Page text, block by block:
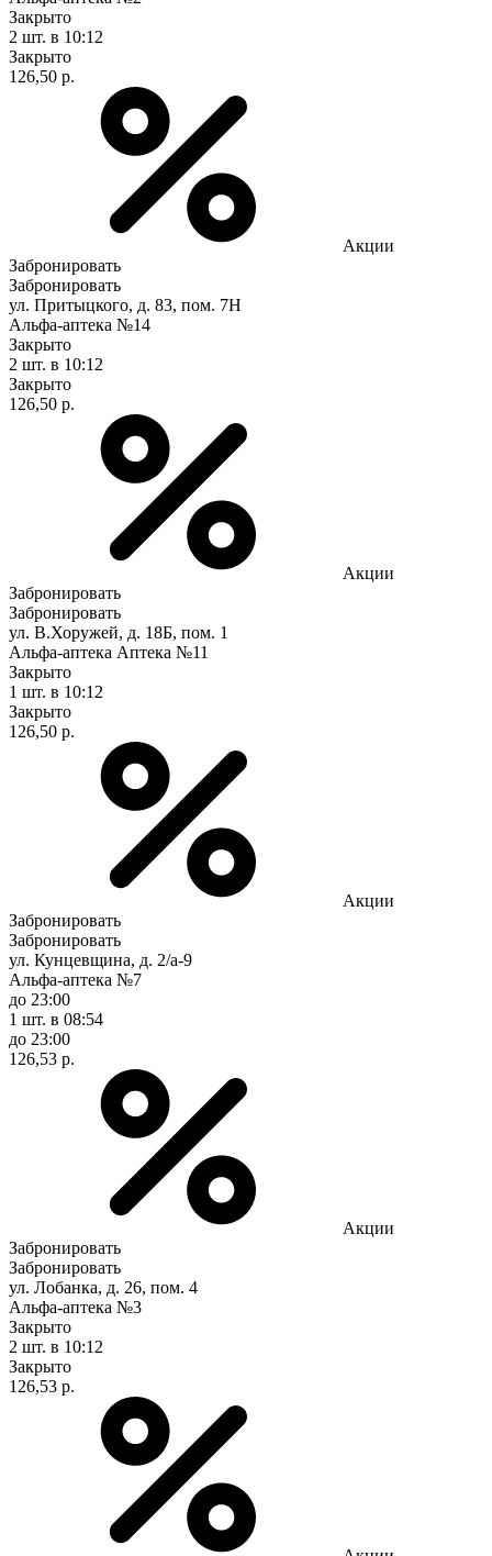
Закрыто
2 шт. в 10:12
Закрыто
126,50 р.
Акции
Забронировать
Забронировать
ул. Притыцкого, д. 83, пом. 7Н
Альфа-аптека №14
Закрыто
2 шт. в 10:12
Закрыто
126,50 р.
Акции
Забронировать
Забронировать
ул. В.Хоружей, д. 18Б, пом. 1
Альфа-аптека Аптека №11
Закрыто
1 шт. в 10:12
Закрыто
126,50 р.
Акции
Забронировать
Забронировать
ул. Кунцевщина, д. 2/а-9
Альфа-аптека №7
до 23:00
1 шт. в 08:54
до 23:00
126,53 р.
Акции
Забронировать
Забронировать
ул. Лобанка, д. 26, пом. 4
Альфа-аптека №3
Закрыто
2 шт. в 10:12
Закрыто
126,53 р.